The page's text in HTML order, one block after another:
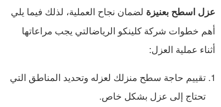
عزل اسطح بعنيزة لضمان نجاح العملية، لذلك فيما يلي
أهم خطوات شركة كلينكو الرياضالتي يجب مراعاتها
أثناء عملية العزل:
تقييم حاجة سطح منزلك لعزله وتحديد المناطق التي
تحتاج إلى عزل بشكل خاص.